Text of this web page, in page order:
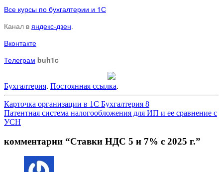
Все курсы по бухгалтерии и 1С
Канал в яндекс-дзен.
Вконтакте
Телеграм buh1c
Бухгалтерия. Постоянная ссылка.
Навигация
по
Карточка организации в 1С Бухгалтерия 8
Патентная система налогообложения для ИП и ее сравнение с
УСН
комментарии “Ставки НДС 5 и 7% с 2025 г.”